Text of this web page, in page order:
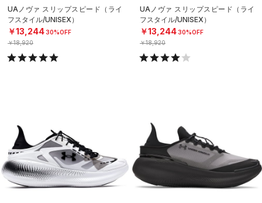
UAノヴァ スリップスピード（ライ
フスタイル/UNISEX）
￥13,24430%OFF
￥18,920
UAノヴァ スリップスピード（ライ
フスタイル/UNISEX）
￥13,24430%OFF
￥18,920